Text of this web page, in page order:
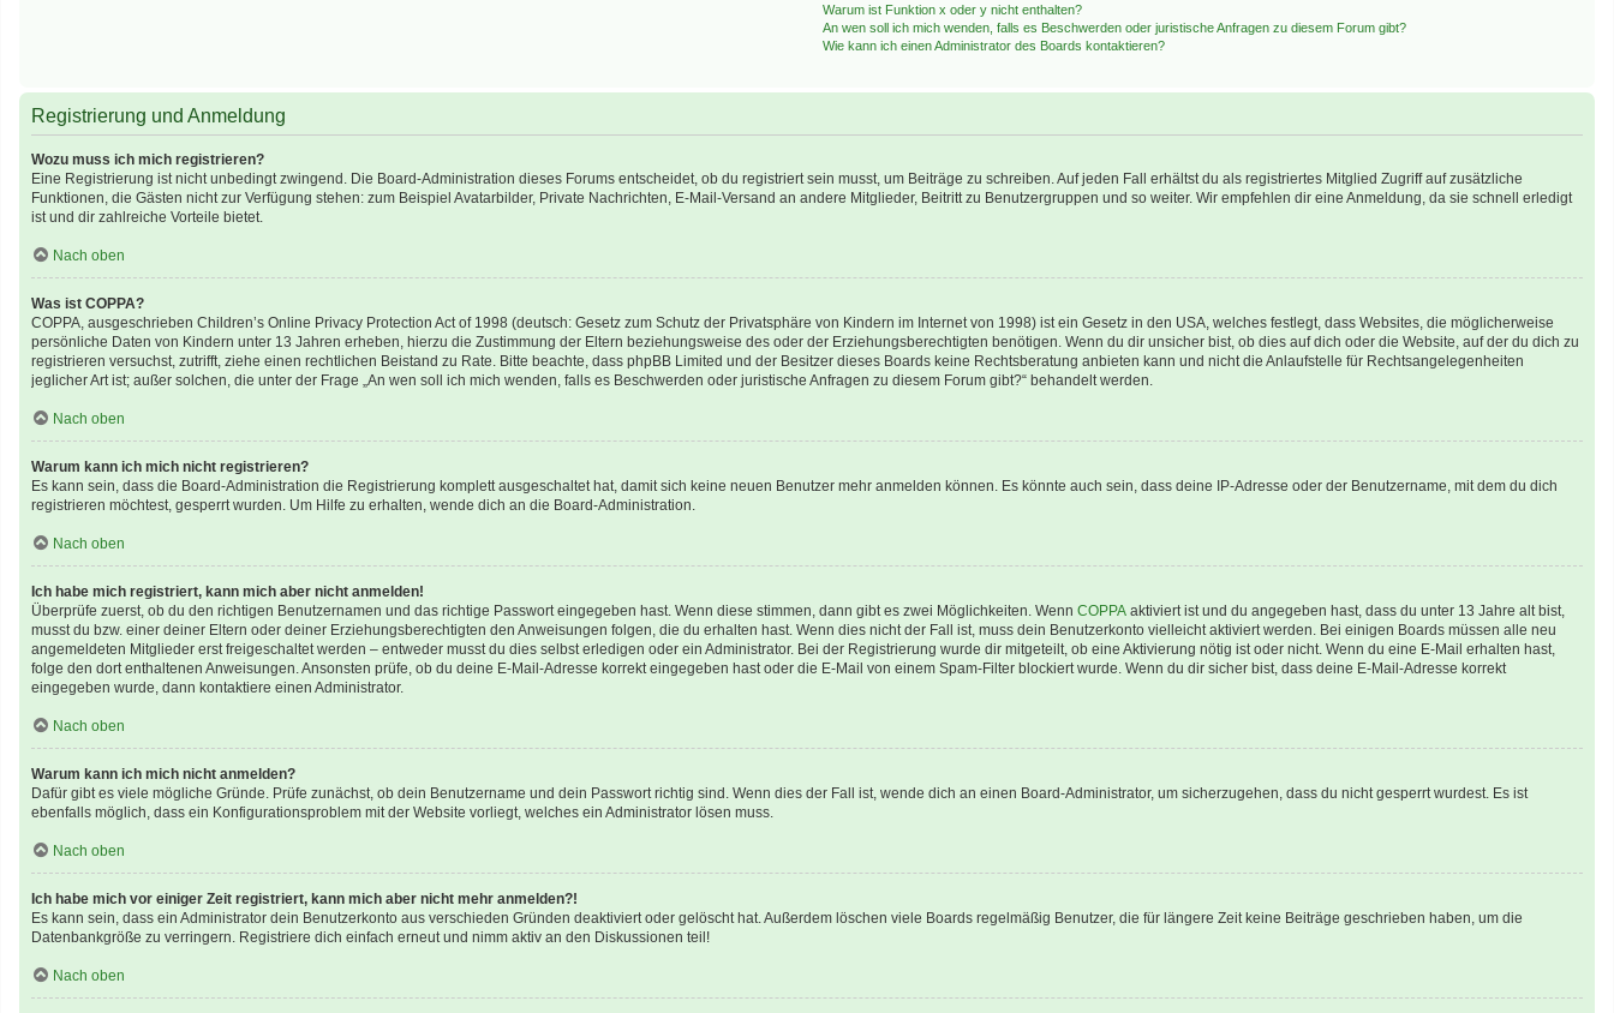
Warum ist Funktion x oder y nicht enthalten?
An wen soll ich mich wenden, falls es Beschwerden oder juristische Anfragen zu diesem Forum gibt?
Wie kann ich einen Administrator des Boards kontaktieren?
Registrierung und Anmeldung
Wozu muss ich mich registrieren?
Eine Registrierung ist nicht unbedingt zwingend. Die Board-Administration dieses Forums entscheidet, ob du registriert sein musst, um Beiträge zu schreiben. Auf jeden Fall erhältst du als registriertes Mitglied Zugriff auf zusätzliche
Funktionen, die Gästen nicht zur Verfügung stehen: zum Beispiel Avatarbilder, Private Nachrichten, E-Mail-Versand an andere Mitglieder, Beitritt zu Benutzergruppen und so weiter. Wir empfehlen dir eine Anmeldung, da sie schnell erledigt
ist und dir zahlreiche Vorteile bietet.
Nach oben
Was ist COPPA?
COPPA, ausgeschrieben Children’s Online Privacy Protection Act of 1998 (deutsch: Gesetz zum Schutz der Privatsphäre von Kindern im Internet von 1998) ist ein Gesetz in den USA, welches festlegt, dass Websites, die möglicherweise
persönliche Daten von Kindern unter 13 Jahren erheben, hierzu die Zustimmung der Eltern beziehungsweise des oder der Erziehungsberechtigten benötigen. Wenn du dir unsicher bist, ob dies auf dich oder die Website, auf der du dich zu
registrieren versuchst, zutrifft, ziehe einen rechtlichen Beistand zu Rate. Bitte beachte, dass phpBB Limited und der Besitzer dieses Boards keine Rechtsberatung anbieten kann und nicht die Anlaufstelle für Rechtsangelegenheiten
jeglicher Art ist; außer solchen, die unter der Frage „An wen soll ich mich wenden, falls es Beschwerden oder juristische Anfragen zu diesem Forum gibt?“ behandelt werden.
Nach oben
Warum kann ich mich nicht registrieren?
Es kann sein, dass die Board-Administration die Registrierung komplett ausgeschaltet hat, damit sich keine neuen Benutzer mehr anmelden können. Es könnte auch sein, dass deine IP-Adresse oder der Benutzername, mit dem du dich
registrieren möchtest, gesperrt wurden. Um Hilfe zu erhalten, wende dich an die Board-Administration.
Nach oben
Ich habe mich registriert, kann mich aber nicht anmelden!
Überprüfe zuerst, ob du den richtigen Benutzernamen und das richtige Passwort eingegeben hast. Wenn diese stimmen, dann gibt es zwei Möglichkeiten. Wenn COPPA aktiviert ist und du angegeben hast, dass du unter 13 Jahre alt bist,
musst du bzw. einer deiner Eltern oder deiner Erziehungsberechtigten den Anweisungen folgen, die du erhalten hast. Wenn dies nicht der Fall ist, muss dein Benutzerkonto vielleicht aktiviert werden. Bei einigen Boards müssen alle neu
angemeldeten Mitglieder erst freigeschaltet werden – entweder musst du dies selbst erledigen oder ein Administrator. Bei der Registrierung wurde dir mitgeteilt, ob eine Aktivierung nötig ist oder nicht. Wenn du eine E-Mail erhalten hast,
folge den dort enthaltenen Anweisungen. Ansonsten prüfe, ob du deine E-Mail-Adresse korrekt eingegeben hast oder die E-Mail von einem Spam-Filter blockiert wurde. Wenn du dir sicher bist, dass deine E-Mail-Adresse korrekt
eingegeben wurde, dann kontaktiere einen Administrator.
Nach oben
Warum kann ich mich nicht anmelden?
Dafür gibt es viele mögliche Gründe. Prüfe zunächst, ob dein Benutzername und dein Passwort richtig sind. Wenn dies der Fall ist, wende dich an einen Board-Administrator, um sicherzugehen, dass du nicht gesperrt wurdest. Es ist
ebenfalls möglich, dass ein Konfigurationsproblem mit der Website vorliegt, welches ein Administrator lösen muss.
Nach oben
Ich habe mich vor einiger Zeit registriert, kann mich aber nicht mehr anmelden?!
Es kann sein, dass ein Administrator dein Benutzerkonto aus verschieden Gründen deaktiviert oder gelöscht hat. Außerdem löschen viele Boards regelmäßig Benutzer, die für längere Zeit keine Beiträge geschrieben haben, um die
Datenbankgröße zu verringern. Registriere dich einfach erneut und nimm aktiv an den Diskussionen teil!
Nach oben